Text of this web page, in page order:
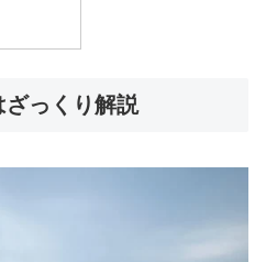
ざっくり解説